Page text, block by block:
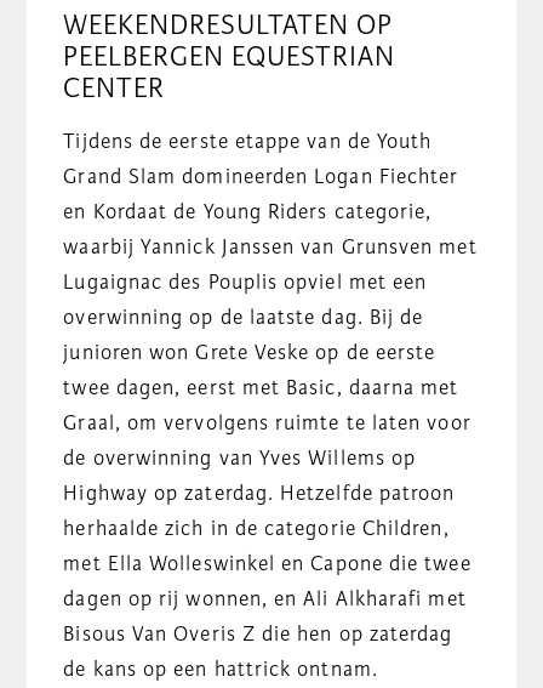
WEEKENDRESULTATEN OP
PEELBERGEN EQUESTRIAN
CENTER
Tijdens de eerste etappe van de Youth
Grand Slam domineerden Logan Fiechter
en Kordaat de Young Riders categorie,
waarbij Yannick Janssen van Grunsven met
Lugaignac des Pouplis opviel met een
overwinning op de laatste dag. Bij de
junioren won Grete Veske op de eerste
twee dagen, eerst met Basic, daarna met
Graal, om vervolgens ruimte te laten voor
de overwinning van Yves Willems op
Highway op zaterdag. Hetzelfde patroon
herhaalde zich in de categorie Children,
met Ella Wolleswinkel en Capone die twee
dagen op rij wonnen, en Ali Alkharafi met
Bisous Van Overis Z die hen op zaterdag
de kans op een hattrick ontnam.